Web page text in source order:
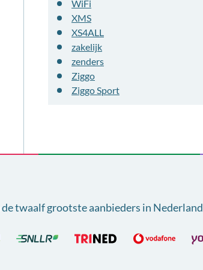
WiFi
XMS
XS4ALL
zakelijk
zenders
Ziggo
Ziggo Sport
de twaalf grootste aanbieders in Nederland